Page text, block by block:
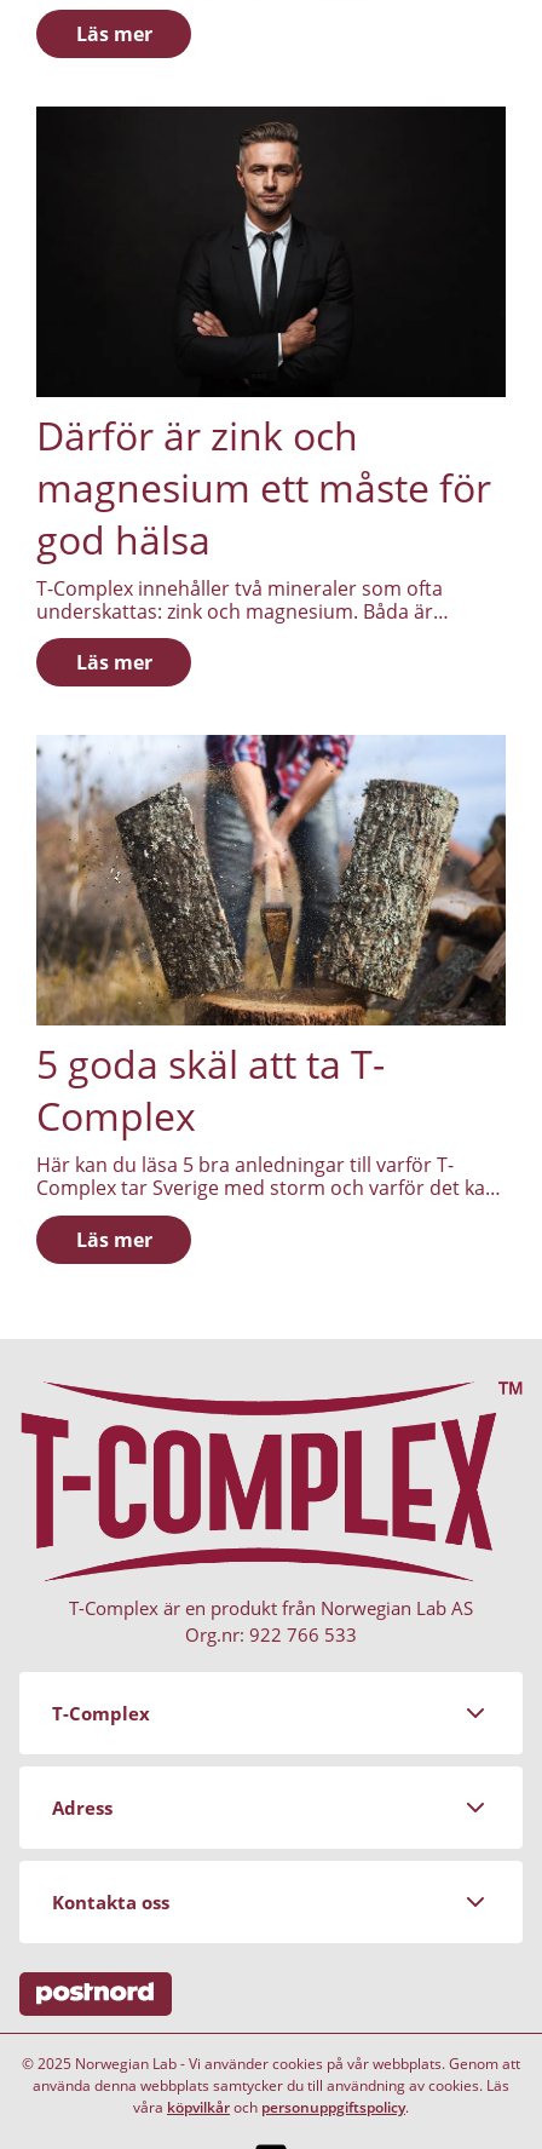
Läs mer
Därför är zink och
magnesium ett måste för
god hälsa
T-Complex innehåller två mineraler som ofta
underskattas: zink och magnesium. Båda är
involverade i en rad processer i kroppen, och båda
är relevanta för män som vill ha ut mer av
vardagen.
Läs mer
5 goda skäl att ta T-
Complex
Här kan du läsa 5 bra anledningar till varför T-
Complex tar Sverige med storm och varför det kan
vara smart att komplettera sin kost med T-
Complex.
Läs mer
T-Complex är en produkt från Norwegian Lab AS
Org.nr: 922 766 533
T-Complex
Om Norwegian Lab
Vanliga frågor (FAQ)
Adress
Stockrosgatan 3
Kontakta oss
Avsluta mitt abonnemang
Telefontider:
vardagar 10:00 - 15:00
© 2025 Norwegian Lab - Vi använder cookies på vår webbplats. Genom att
använda denna webbplats samtycker du till användning av cookies. Läs
våra köpvilkåroch personuppgiftspolicy.